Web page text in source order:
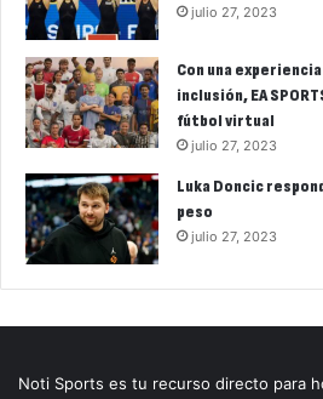
julio 27, 2023
Con una
inclusión, EA
fútbol virtual
julio 27, 2023
Luka Doncic
peso
julio 27, 2023
Noti Sports es tu recurso directo para